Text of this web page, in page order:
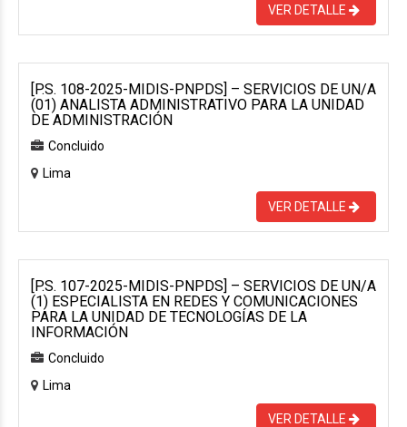
VER DETALLE
[P.S. 108-2025-MIDIS-PNPDS] – SERVICIOS DE UN/A
(01) ANALISTA ADMINISTRATIVO PARA LA UNIDAD
DE ADMINISTRACIÓN
Concluido
Lima
VER DETALLE
[P.S. 107-2025-MIDIS-PNPDS] – SERVICIOS DE UN/A
(1) ESPECIALISTA EN REDES Y COMUNICACIONES
PARA LA UNIDAD DE TECNOLOGÍAS DE LA
INFORMACIÓN
Concluido
Lima
VER DETALLE